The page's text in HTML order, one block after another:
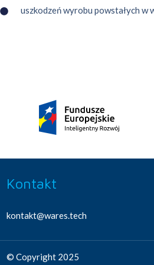
uszkodzeń wyrobu powstałych
Kontakt
kontakt@wares.tech
© Copyright 2025